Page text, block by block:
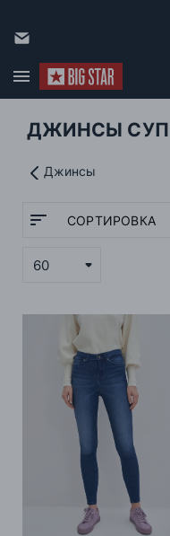
ДЖИНСЫ
Джинсы
СОРТИРОВКА
60